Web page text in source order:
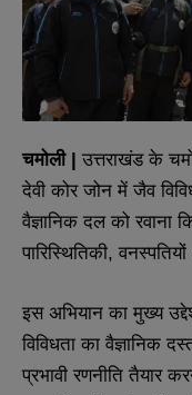
चमोली | उत्तराखंड के
देवी कोर जोन में जैव
वैज्ञानिक दल को रवाना
पारिस्थितिकी,
इस अभियान का मुख्य
विविधता का वैज्ञानिक
प्रभावी रणनीति तैयार